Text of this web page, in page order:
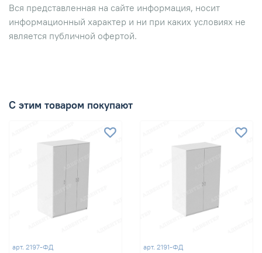
Вся представленная на сайте информация, носит
информационный характер и ни при каких условиях не
является публичной офертой.
С этим товаром покупают
арт. 2197-ФД арт. 2191-ФД